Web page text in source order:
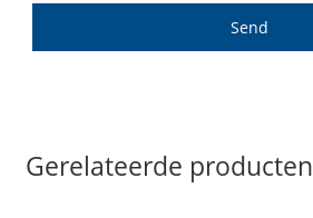
Send
Gerelateerde producten